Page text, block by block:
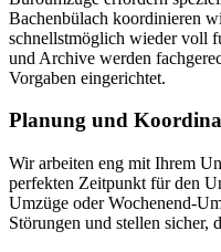
Bachenbülach koordinieren
schnellstmöglich wieder voll
und Archive werden
Vorgaben eingerichtet.
Planung und
Wir arbeiten eng mit Ihrem
perfekten Zeitpunkt für den
Umzüge oder Wochenend-
Störungen und stellen sicher,